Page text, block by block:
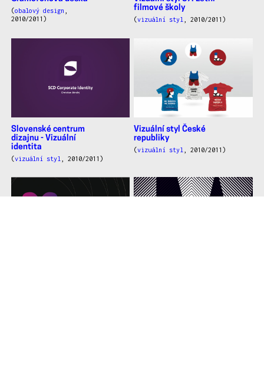
(obalový design
2010/2011)
filmové školy
(vizuální styl , 2010/2011)
Slovenské centrum
dizajnu - Vizuální
identita
(vizuální styl , 2010/2011)
Vizuální styl České
republiky
(vizuální styl , 2010/2011)